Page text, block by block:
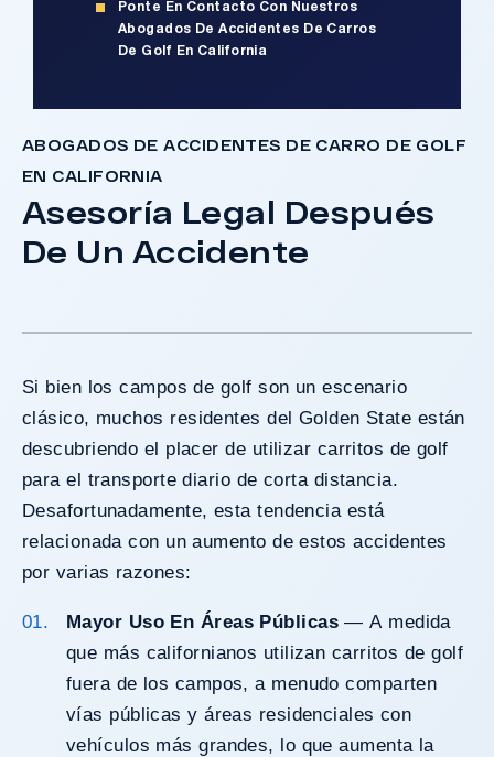
Ponte En Contacto Con Nuestros
Abogados De Accidentes De Carros
De Golf En California
ABOGADOS DE ACCIDENTES DE CARRO DE GOLF
EN CALIFORNIA ​​
Asesoría Legal Después
De Un Accidente
Si bien los campos de golf son un escenario
clásico, muchos residentes del Golden State están
descubriendo el placer de utilizar carritos de golf
para el transporte diario de corta distancia.
Desafortunadamente, esta tendencia está
relacionada con un aumento de estos accidentes
por varias razones:
Mayor Uso En Áreas Públicas — A medida
que más californianos utilizan carritos de golf
fuera de los campos, a menudo comparten
vías públicas y áreas residenciales con
vehículos más grandes, lo que aumenta la